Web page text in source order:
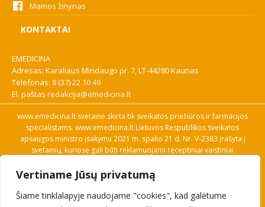
Vertiname Jūsų privatumą
Šiame tinklalapyje naudojame "cookies", kad galėtume
Mamos žinynas
KONTAKTAI
EMEDICINA
Adresas: Karaliaus Mindaugo pr. 7, LT-44280 Kaunas
Telefonas: 8 (37) 22 10 49
El. paštas redakcija@emedicina.lt
www.emedicina.lt svetainė skirta tik sveikatos priežiūros ir farmacijos
specialistams. www.emedicina.lt Lietuvos Respublikos sveikatos
apsaugos ministro įsakymu 2021 m. spalio 21 d. Nr. V-2383 įrašyta į
svetainių, kuriose gali būti reklamuojami receptiniai vaistiniai
savo profesinę kvalifikaciją. Naudingos nuorodos: Vaistų ir medicinos
pagalbos priemonių kainų paieška, VVKT tinklalapis, Sveikatos
priežiūros ar farmacijos specialisto pranešimo apie įtariamą